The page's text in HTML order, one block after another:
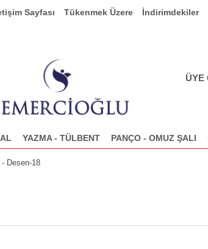
Sayfası Tükenmek Üzere İndirimdekiler
ÜYE
YAZMA - TÜLBENT PANÇO - OMUZ ŞALI
Desen-18